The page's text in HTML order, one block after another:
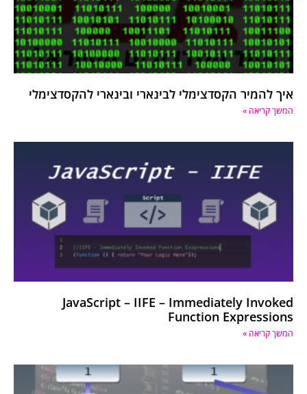
איך להמיר הקסדצימלי לבינארי ובינארי להקסדצימלי
המשך קריאה »
JavaScript – IIFE – Immediately Invoked
Function Expressions
המשך קריאה »